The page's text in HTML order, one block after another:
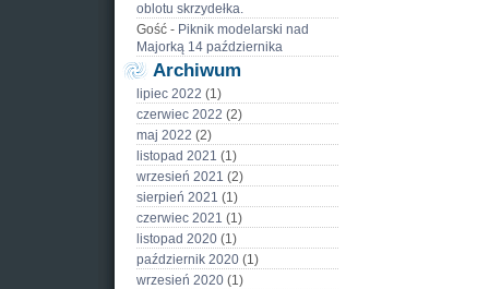
oblotu skrzydełka.
Gość - Piknik modelarski nad
Majorką 14 października
Archiwum
lipiec 2022 (1)
czerwiec 2022 (2)
maj 2022 (2)
listopad 2021 (1)
wrzesień 2021 (2)
sierpień 2021 (1)
czerwiec 2021 (1)
listopad 2020 (1)
październik 2020 (1)
wrzesień 2020 (1)